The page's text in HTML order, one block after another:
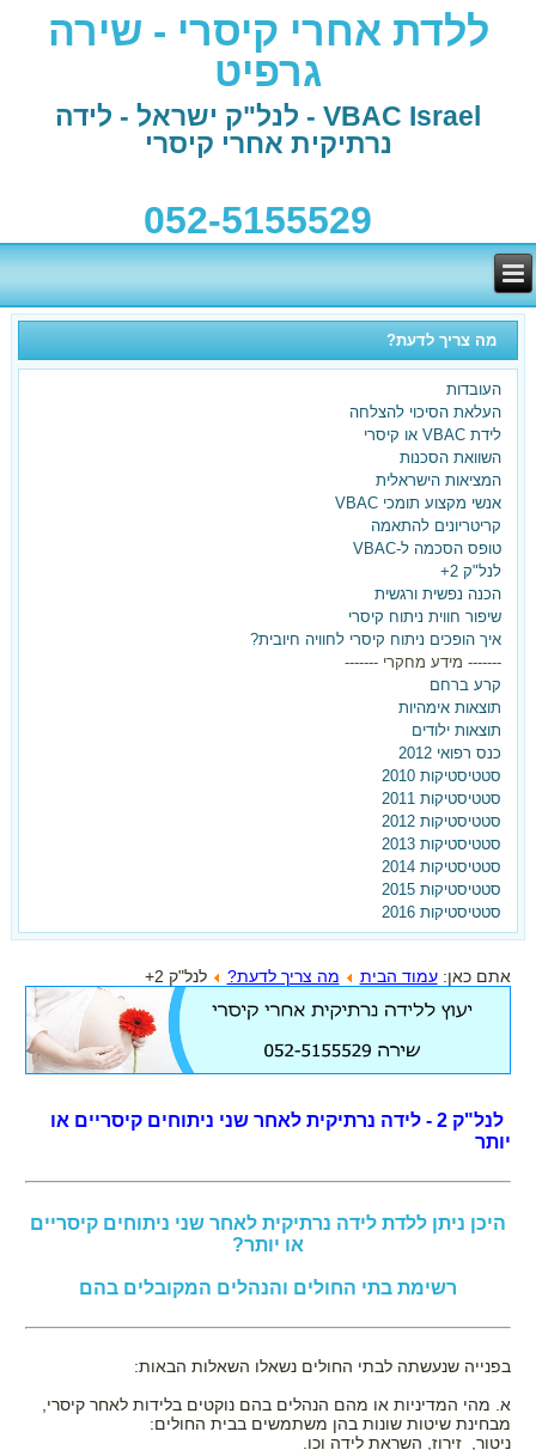
ללדת אחרי קיסרי - שירה
גרפיט
VBAC Israel - לנל"ק ישראל - לידה
נרתיקית אחרי קיסרי
052-5155529
מה צריך לדעת?
העובדות
העלאת הסיכוי להצלחה
לידת VBAC או קיסרי
השוואת הסכנות
המציאות הישראלית
אנשי מקצוע תומכי VBAC
קריטריונים להתאמה
טופס הסכמה ל-VBAC
לנל"ק 2+
הכנה נפשית ורגשית
שיפור חווית ניתוח קיסרי
איך הופכים ניתוח קיסרי לחוויה חיובית?
------- מידע מחקרי -------
קרע ברחם
תוצאות אימהיות
תוצאות ילודים
כנס רפואי 2012
סטטיסטיקות 2010
סטטיסטיקות 2011
סטטיסטיקות 2012
סטטיסטיקות 2013
סטטיסטיקות 2014
סטטיסטיקות 2015
סטטיסטיקות 2016
אתם כאן:עמוד הבית מה צריך לדעת? לנל"ק 2+
לנל"ק 2 - לידה נרתיקית לאחר שני ניתוחים קיסריים או
יותר
היכן ניתן ללדת לידה נרתיקית לאחר שני ניתוחים קיסריים
או יותר?
רשימת בתי החולים והנהלים המקובלים בהם
בפנייה שנעשתה לבתי החולים נשאלו השאלות הבאות:
א. מהי המדיניות או מהם הנהלים בהם נוקטים בלידות לאחר קיסרי,
מבחינת שיטות שונות בהן משתמשים בבית החולים:
ניטור, זירוז, השראת לידה וכו.
בלידה הקודמת ילדת בקיסרי
ועכשיו את רוצה אחרת?